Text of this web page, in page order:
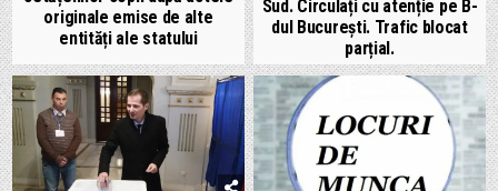
originale emise de alte
entități ale statului
Sud. Circulați cu atenție pe B-
dul București. Trafic blocat
parțial.